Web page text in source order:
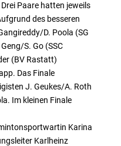
Paare hatten jeweils
des besseren
D. Poola (SG
S. Go (SSC
(BV Rastatt)
Das Finale
J. Geukes/A. Roth
Im kleinen Finale
Karina
Karlheinz